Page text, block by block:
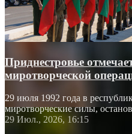
Приднестровье
миротворческой
29 июля 1992 года в
миротворческие силы,
войну
29 Июл., 2026, 16:15